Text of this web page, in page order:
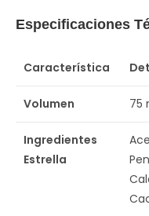
Especificaciones
Característica
Volumen 75
Ingredientes
Estrella